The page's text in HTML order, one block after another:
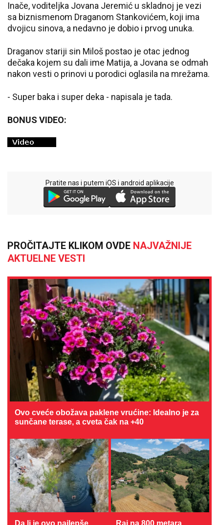
Inače, voditeljka Jovana Jeremić u skladnoj je vezi
sa biznismenom Draganom Stankovićem, koji ima
dvojicu sinova, a nedavno je dobio i prvog unuka.
Draganov stariji sin Miloš postao je otac jednog
dečaka kojem su dali ime Matija, a Jovana se odmah
nakon vesti o prinovi u porodici oglasila na mrežama.
- Super baka i super deka - napisala je tada.
BONUS VIDEO:
Pratite nas i putem iOS i android aplikacije
PROČITAJTE KLIKOM OVDE NAJVAŽNIJE
AKTUELNE VESTI
Ovo cveće obožava paklene vrućine: Idealno je za
sunčane terase, a cveta čak na +40